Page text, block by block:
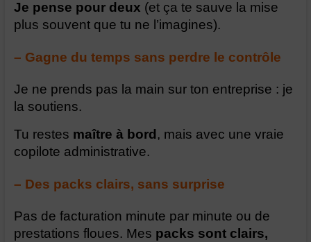
Je pense pour deux (et ça te sauve la mise
plus souvent que tu ne l’imagines).
– Gagne du temps sans perdre le contrôle
Je ne prends pas la main sur ton entreprise : je
la soutiens.
Tu restes maître à bord, mais avec une vraie
copilote administrative.
– Des packs clairs, sans surprise
Pas de facturation minute par minute ou de
prestations floues. Mes packs sont clairs,